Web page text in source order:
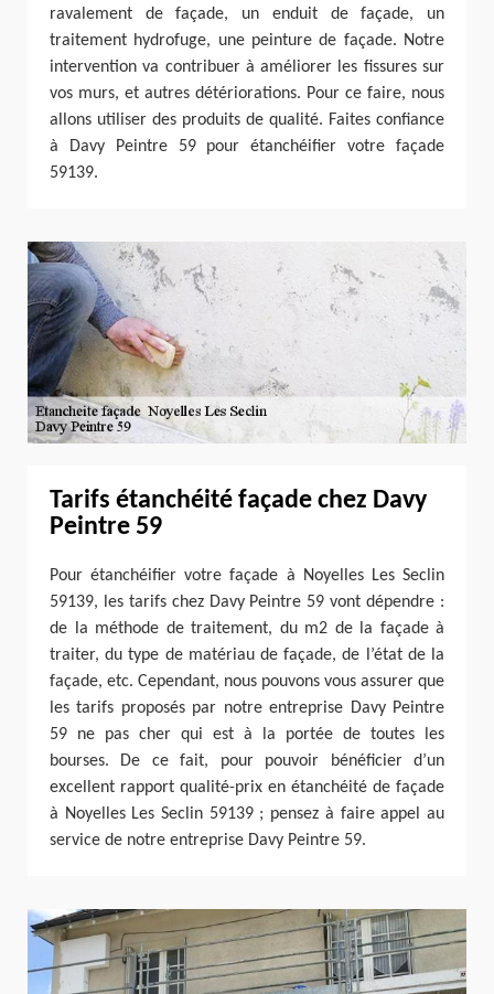
ravalement de façade, un enduit de façade, un
traitement hydrofuge, une peinture de façade. Notre
intervention va contribuer à améliorer les fissures sur
vos murs, et autres détériorations. Pour ce faire, nous
allons utiliser des produits de qualité. Faites confiance
à Davy Peintre 59 pour étanchéifier votre façade
59139.
Tarifs étanchéité façade chez Davy
Peintre 59
Pour étanchéifier votre façade à Noyelles Les Seclin
59139, les tarifs chez Davy Peintre 59 vont dépendre :
de la méthode de traitement, du m2 de la façade à
traiter, du type de matériau de façade, de l’état de la
façade, etc. Cependant, nous pouvons vous assurer que
les tarifs proposés par notre entreprise Davy Peintre
59 ne pas cher qui est à la portée de toutes les
bourses. De ce fait, pour pouvoir bénéficier d’un
excellent rapport qualité-prix en étanchéité de façade
à Noyelles Les Seclin 59139 ; pensez à faire appel au
service de notre entreprise Davy Peintre 59.